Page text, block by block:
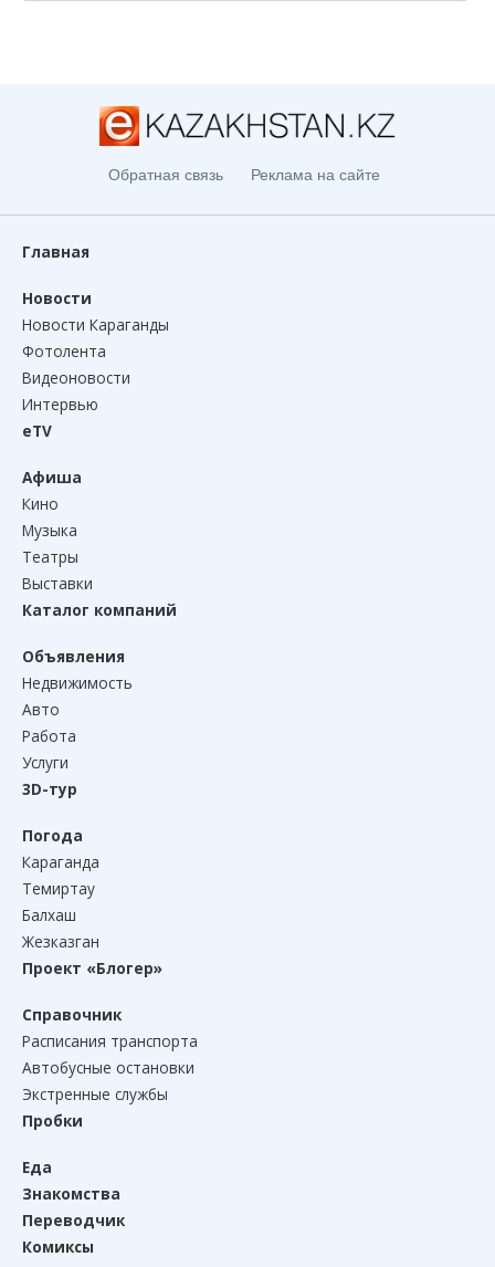
Обратная связь Реклама на сайте
Главная
Новости
Новости Караганды
Фотолента
Видеоновости
Интервью
eTV
Афиша
Кино
Музыка
Театры
Выставки
Каталог компаний
Объявления
Недвижимость
Авто
Работа
Услуги
3D-тур
Погода
Караганда
Темиртау
Балхаш
Жезказган
Проект «Блогер»
Справочник
Расписания транспорта
Автобусные остановки
Экстренные службы
Пробки
Еда
Знакомства
Переводчик
Комиксы